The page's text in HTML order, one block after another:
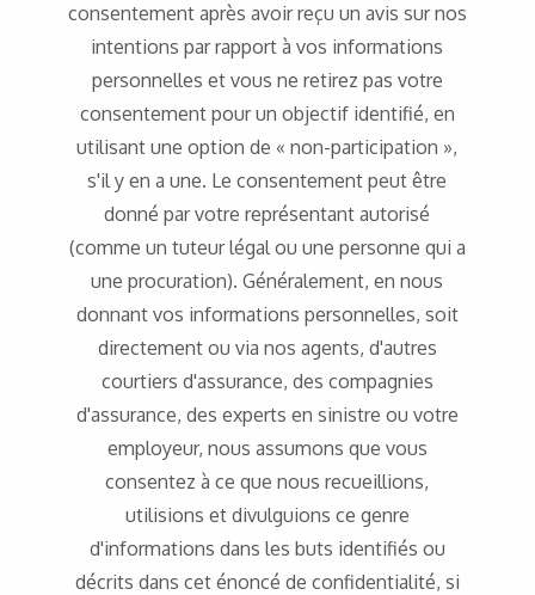
consentement après avoir reçu un avis sur nos
intentions par rapport à vos informations
personnelles et vous ne retirez pas votre
consentement pour un objectif identifié, en
utilisant une option de « non-participation »,
s'il y en a une. Le consentement peut être
donné par votre représentant autorisé
(comme un tuteur légal ou une personne qui a
une procuration). Généralement, en nous
donnant vos informations personnelles, soit
directement ou via nos agents, d'autres
courtiers d'assurance, des compagnies
d'assurance, des experts en sinistre ou votre
employeur, nous assumons que vous
consentez à ce que nous recueillions,
utilisions et divulguions ce genre
d'informations dans les buts identifiés ou
décrits dans cet énoncé de confidentialité, si